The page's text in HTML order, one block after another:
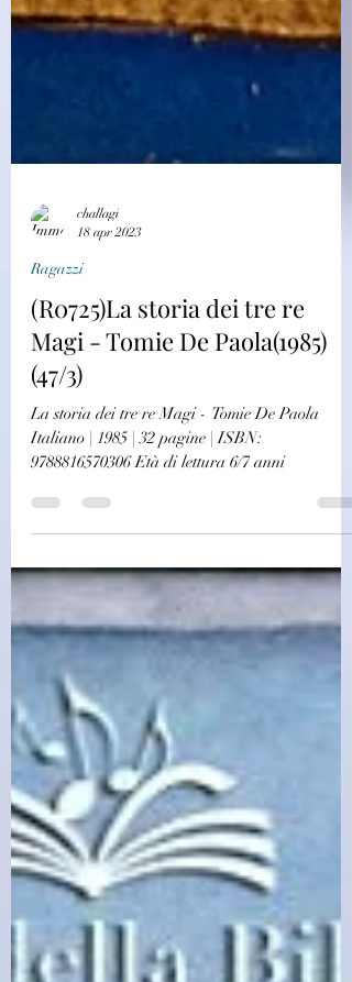
challagi
18 apr 2023
Ragazzi
(R0725)La storia dei tre re
Magi - Tomie De Paola(1985)
(47/3)
La storia dei tre re Magi - Tomie De Paola
9788816570306 Età di lettura 6/7 anni